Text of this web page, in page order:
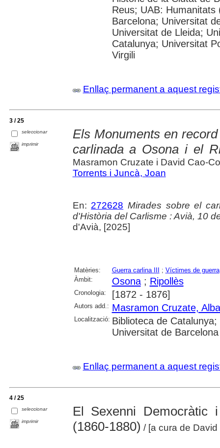
Reus; UAB:
Barcelona; Universitat
Universitat de Lleida;
Catalunya; Universitat
Virgili
Enllaç permanent a aquest
3 / 25
seleccionar
imprimir
Els Monuments en
carlinada a Osona i el
Masramon Cruzate i David Cao-
Torrents i Juncà, Joan
En: 272628 Mirades sobre el
d'Història del Carlisme : Avià, 10
d'Avià, [2025]
Matèries: Guerra carlina III ; Víctimes de guerra
Àmbit:
Osona; Ripollès
Cronologia: [1872 - 1876]
Autors add.: Masramon Cruzate, Alba
Localització: Biblioteca de
Universitat de Barcelona
Enllaç permanent a aquest
4 / 25
seleccionar
imprimir
El Sexenni
(1860-1880) / [a cura de